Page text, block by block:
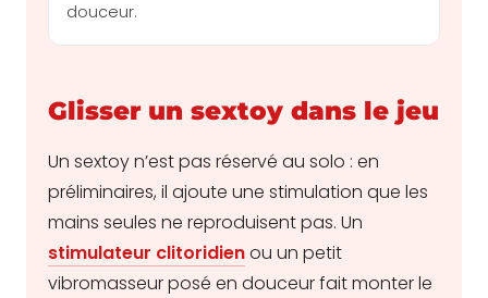
douceur.
Glisser un sextoy dans le jeu
Un sextoy n’est pas réservé au solo : en
préliminaires, il ajoute une stimulation que les
mains seules ne reproduisent pas. Un
stimulateur clitoridienou un petit
vibromasseur posé en douceur fait monter le